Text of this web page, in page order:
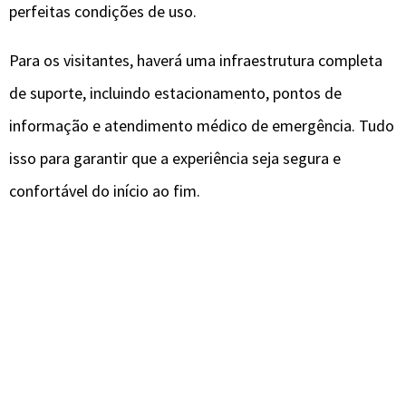
perfeitas condições de uso.
Para os visitantes, haverá uma infraestrutura completa
de suporte, incluindo estacionamento, pontos de
informação e atendimento médico de emergência. Tudo
isso para garantir que a experiência seja segura e
confortável do início ao fim.